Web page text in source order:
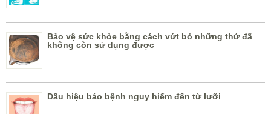
Bảo vệ sức khỏe bằng cách vứt bỏ những thứ đã
không còn sử dụng được
Dấu hiệu báo bệnh nguy hiểm đến từ lưỡi